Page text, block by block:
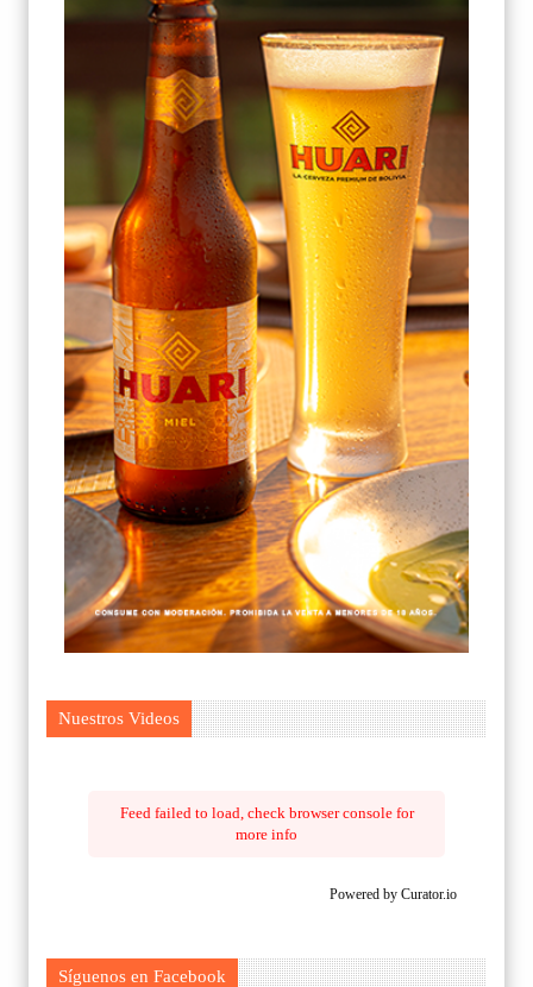
Nuestros Videos
Feed failed to load, check browser console for
more info
Powered by Curator.io
Síguenos en Facebook